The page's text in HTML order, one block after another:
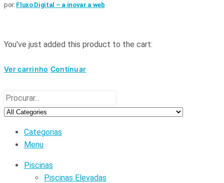
por: Fluxo Digital – a inovar a web
You've just added this product to the cart:
Ver carrinho Continuar
Categorias
Menu
Piscinas
Piscinas Elevadas